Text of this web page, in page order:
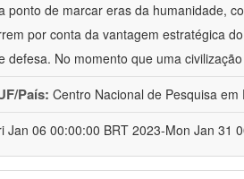
ponto de marcar eras da humanidade,
por conta da vantagem estratégica
defesa. No momento que uma
País: Centro Nacional de Pesquisa
Jan 06 00:00:00 BRT 2023-Mon Jan 31